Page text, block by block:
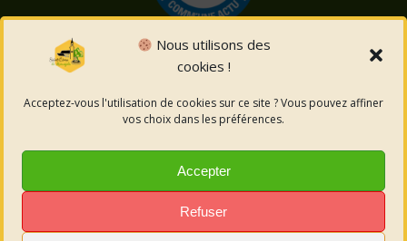
Nous utilisons des
cookies !
Acceptez-vous l'utilisation de cookies sur ce site ? Vous pouvez affiner
vos choix dans les préférences.
Accepter
Refuser
© 2026 Saint-Côme-et-Maruéjols. Un service proposé
Mentions légales
Politique des cookies